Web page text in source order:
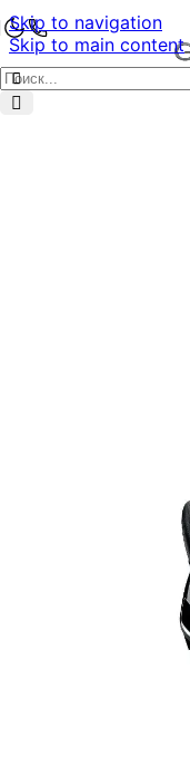
Skip to navigation
Skip to main content